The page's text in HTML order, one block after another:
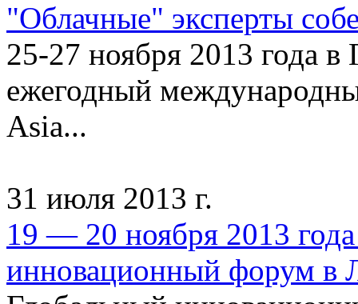
"Облачные" эксперты
25-27 ноября 2013 года в
ежегодный
Asia...
31 июля 2013 г.
19 — 20 ноября 2013
инновационный форум в